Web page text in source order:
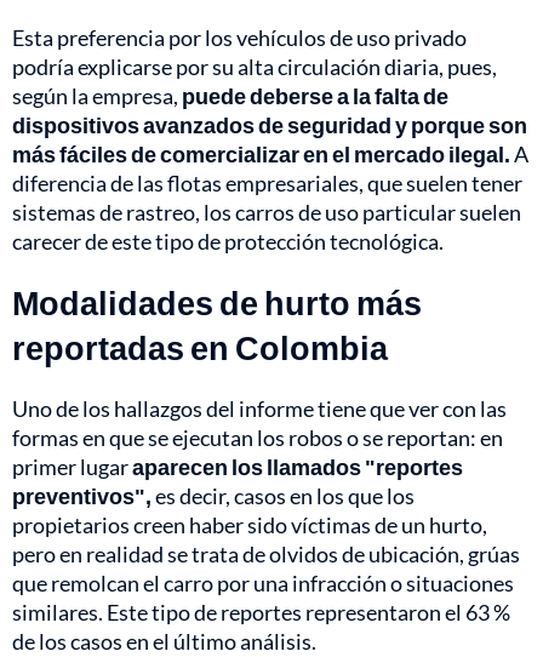
Esta preferencia por los vehículos de uso privado
podría explicarse por su alta circulación diaria, pues,
según la empresa, puede deberse a la falta de
dispositivos avanzados de seguridad y porque son
más fáciles de comercializar en el mercado ilegal.A
diferencia de las flotas empresariales, que suelen tener
sistemas de rastreo, los carros de uso particular suelen
carecer de este tipo de protección tecnológica.
Modalidades de hurto más
reportadas en Colombia
Uno de los hallazgos del informe tiene que ver con las
formas en que se ejecutan los robos o se reportan: en
primer lugaraparecen los llamados "reportes
preventivos",es decir, casos en los que los
propietarios creen haber sido víctimas de un hurto,
pero en realidad se trata de olvidos de ubicación, grúas
que remolcan el carro por una infracción o situaciones
similares. Este tipo de reportes representaron el 63 %
de los casos en el último análisis.